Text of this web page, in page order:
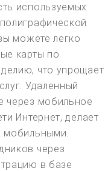
используемых
можете легко
карты по
что упрощает
Удаленный
через мобильное
Интернет, делает
мобильными.
через
в базе